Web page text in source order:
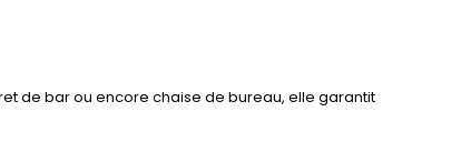
de bar ou encore chaise de bureau, elle garantit